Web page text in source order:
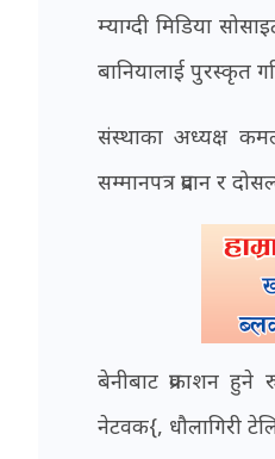
म्याग्दी मिडिया
बानियालाई पुरस्कृत
संस्थाका अध्यक्ष
सम्मानपत्र प्रदान र
बेनीबाट प्रकाशन
नेटवक{, धौलागिरी